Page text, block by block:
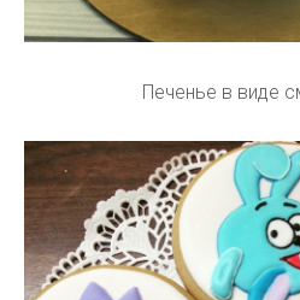
Печенье в виде